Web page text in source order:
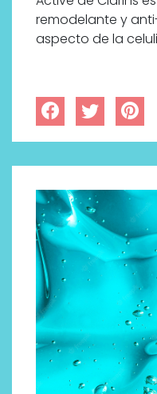
remodelante y
aspecto de la